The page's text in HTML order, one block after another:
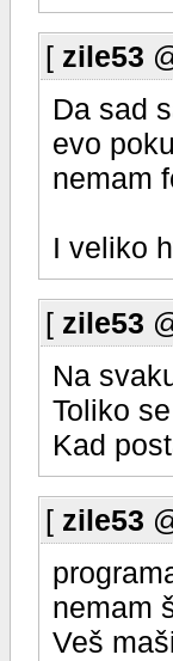
[ zile53
Da sad
evo
nemam
I veliko
[ zile53
Na
Toliko
Kad
[ zile53
nemam
Veš